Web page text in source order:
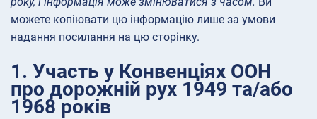
можете копіювати цю інформацію лише за умови
надання посилання на цю сторінку.
1. Участь у Конвенціях ООН
про дорожній рух 1949 та/або
1968 років